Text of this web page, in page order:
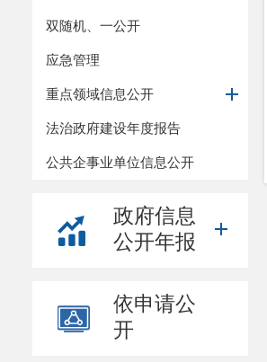
双随机、一公开
应急管理
重点领域信息公开
法治政府建设年度报告
公共企事业单位信息公开
政府信息
公开年报
依申请公
开